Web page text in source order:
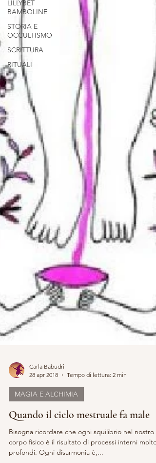
LILLYBET
BAMBOLINE
STORIA E
OCCULTISMO
SCRITTURA
RITUALI
28 apr 2018
Tempo di lettura: 2 min
MAGIA E ALCHIMIA
Quando il ciclo mestruale fa male
Bisogna ricordare che ogni squilibrio nel nostro
corpo fisico è il risultato di processi interni molto